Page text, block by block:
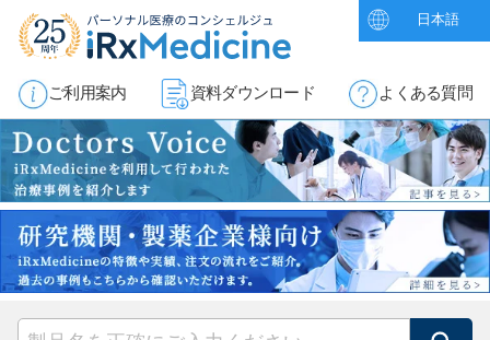
日本語
ご利用案内 資料ダウンロード よくある質問